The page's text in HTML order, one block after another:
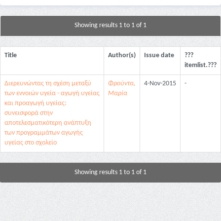
Showing results 1 to 1 of 1
Title Author(s) Issue date
???
itemlist.???
Διερευνώντας τη σχέση μεταξύ
των εννοιών υγεία - αγωγή υγείας
και προαγωγή υγείας:
συνεισφορά στην
αποτελεσματικότερη ανάπτυξη
των προγραμμάτων αγωγής
υγείας στο σχολείο
Φρούντα,
Μαρία
4-Nov-2015 -
Showing results 1 to 1 of 1